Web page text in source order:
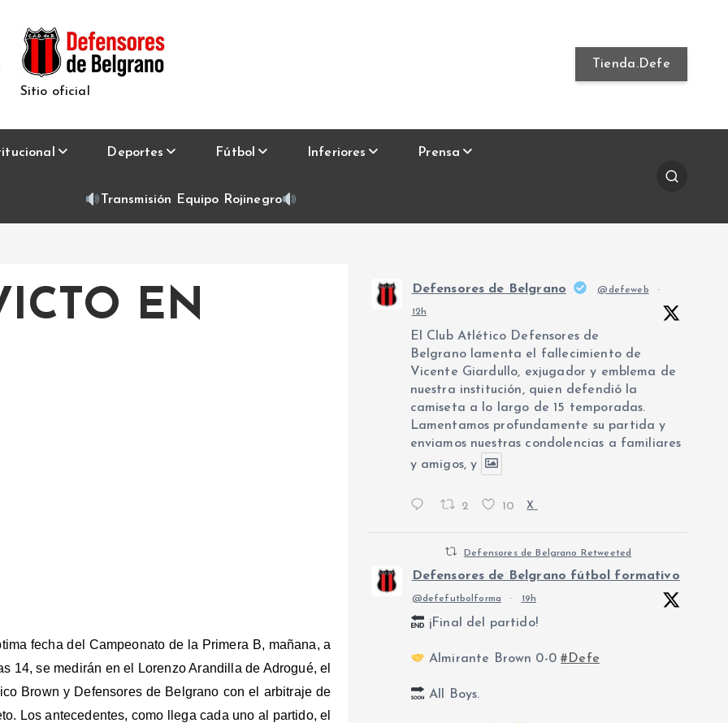
Sitio oficial
Tienda.Defe
Deportes Fútbol Inferiores Prensa
Transmisión Equipo Rojinegro
EN
fecha del Campeonato de la Primera B, mañana, a
14, se medirán en el Lorenzo Arandilla de Adrogué, el
Brown y Defensores de Belgrano con el arbitraje de
Los antecedentes, como llega cada uno al partido, el
Defensores de Belgrano @defeweb ·
12h
El Club Atlético Defensores de
Belgrano lamenta el fallecimiento de
Vicente Giardullo, exjugador y emblema de
nuestra institución, quien defendió la
camiseta a lo largo de 15 temporadas.
Lamentamos profundamente su partida y
enviamos nuestras condolencias a familiares
y amigos, y
2 10 X
Defensores de Belgrano Retweeted
Defensores de Belgrano fútbol formativo
@defefutbolforma · 19h
¡Final del partido!
Almirante Brown 0-0#Defe
All Boys.